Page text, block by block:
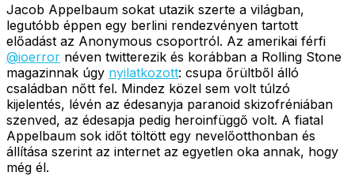
Jacob Appelbaum sokat utazik szerte a világban,
legutóbb éppen egy berlini rendezvényen tartott
előadást az Anonymous csoportról. Az amerikai férfi
@ioerror néven twitterezik és korábban a Rolling Stone
magazinnak úgy nyilatkozott: csupa őrültből álló
családban nőtt fel. Mindez közel sem volt túlzó
kijelentés, lévén az édesanyja paranoid skizofréniában
szenved, az édesapja pedig heroinfüggő volt. A fiatal
Appelbaum sok időt töltött egy nevelőotthonban és
állítása szerint az internet az egyetlen oka annak, hogy
még él.